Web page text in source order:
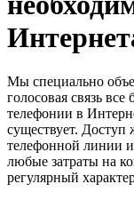
Мы специально
голосовая связь
телефонии в
существует. Доступ
телефонной линии
любые затраты на
регулярный